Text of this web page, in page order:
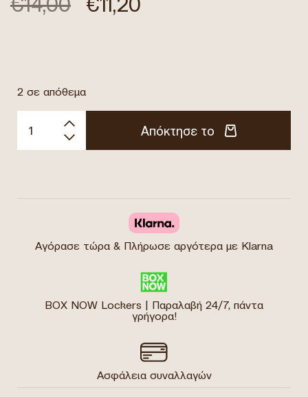
2 σε απόθεμα
Απόκτησε το
Αγόρασε τώρα & Πλήρωσε αργότερα με Klarna
BOX NOW Lockers | Παραλαβή 24/7, πάντα
γρήγορα!
Ασφάλεια συναλλαγών